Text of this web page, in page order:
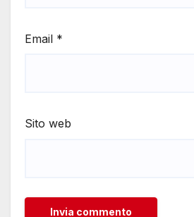
Email *
Sito web